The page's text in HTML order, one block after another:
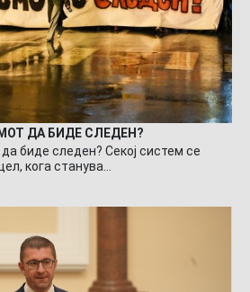
ДА БИДЕ СЛЕДЕН?
биде следен? Секој систем се
кога станува…